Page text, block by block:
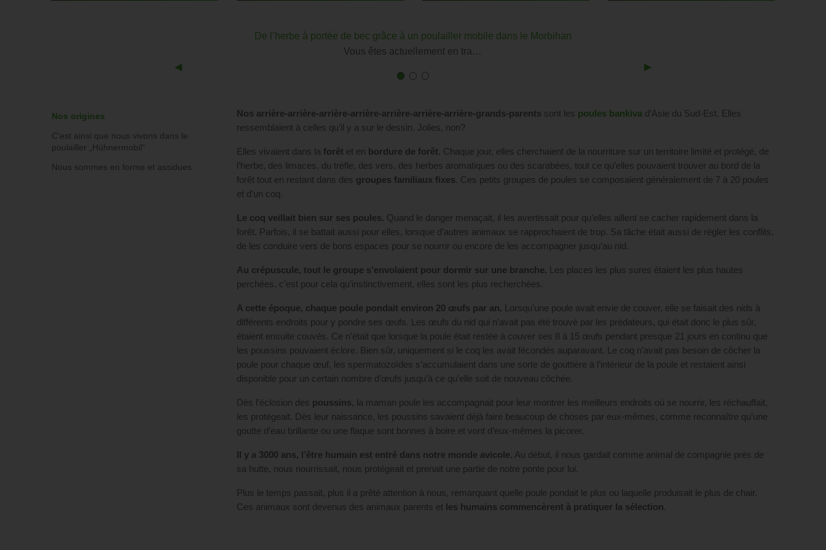
De l’herbe à portée de bec grâce à un poulailler mobile dans le Morbihan
Vous êtes actuellement en tra…
Previous
◀︎
Next
▶︎
First
Current
First
Current
First
Current
Nos origines
C’est ainsi que nous vivons dans le
poulailler „Hühnermobil“
Nous sommes en forme et assidues
Nos arrière-arrière-arrière-arrière-arrière-arrière-arrière-grands-parents sont les poules bankiva d’Asie du Sud-Est. Elles
ressemblaient à celles qu’il y a sur le dessin. Jolies, non?
Elles vivaient dans la forêt et en bordure de forêt . Chaque jour, elles cherchaient de la nourriture sur un territoire limité et protégé, de
l’herbe, des limaces, du trèfle, des vers, des herbes aromatiques ou des scarabées, tout ce qu’elles pouvaient trouver au bord de la
forêt tout en restant dans des groupes familiaux fixes . Ces petits groupes de poules se composaient généralement de 7 à 20 poules
et d’un coq.
Le coq veillait bien sur ses poules. Quand le danger menaçait, il les avertissait pour qu’elles aillent se cacher rapidement dans la
forêt. Parfois, il se battait aussi pour elles, lorsque d’autres animaux se rapprochaient de trop. Sa tâche était aussi de régler les conflits,
de les conduire vers de bons espaces pour se nourrir ou encore de les accompagner jusqu’au nid.
Au crépuscule, tout le groupe s’envolaient pour dormir sur une branche. Les places les plus sures étaient les plus hautes
perchées, c’est pour cela qu’instinctivement, elles sont les plus recherchées.
A cette époque, chaque poule pondait environ 20 œufs par an. Lorsqu’une poule avait envie de couver, elle se faisait des nids à
différents endroits pour y pondre ses œufs. Les œufs du nid qui n’avait pas été trouvé par les prédateurs, qui était donc le plus sûr,
étaient ensuite couvés. Ce n’était que lorsque la poule était restée à couver ses 8 à 15 œufs pendant presque 21 jours en continu que
les poussins pouvaient éclore. Bien sûr, uniquement si le coq les avait fécondés auparavant. Le coq n’avait pas besoin de côcher la
poule pour chaque œuf, les spermatozoïdes s’accumulaient dans une sorte de gouttière à l’intérieur de la poule et restaient ainsi
disponible pour un certain nombre d’œufs jusqu’à ce qu’elle soit de nouveau côchée.
Dès l’éclosion des poussins, la maman poule les accompagnait pour leur montrer les meilleurs endroits où se nourrir, les réchauffait,
les protégeait. Dès leur naissance, les poussins savaient déjà faire beaucoup de choses par eux-mêmes, comme reconnaître qu’une
goutte d’eau brillante ou une flaque sont bonnes à boire et vont d’eux-mêmes la picorer.
Il y a 3000 ans, l’être humain est entré dans notre monde avicole. Au début, il nous gardait comme animal de compagnie près de
sa hutte, nous nourrissait, nous protégeait et prenait une partie de notre ponte pour lui.
Plus le temps passait, plus il a prêté attention à nous, remarquant quelle poule pondait le plus ou laquelle produisait le plus de chair.
Ces animaux sont devenus des animaux parents et les humains commencèrent à pratiquer la sélection